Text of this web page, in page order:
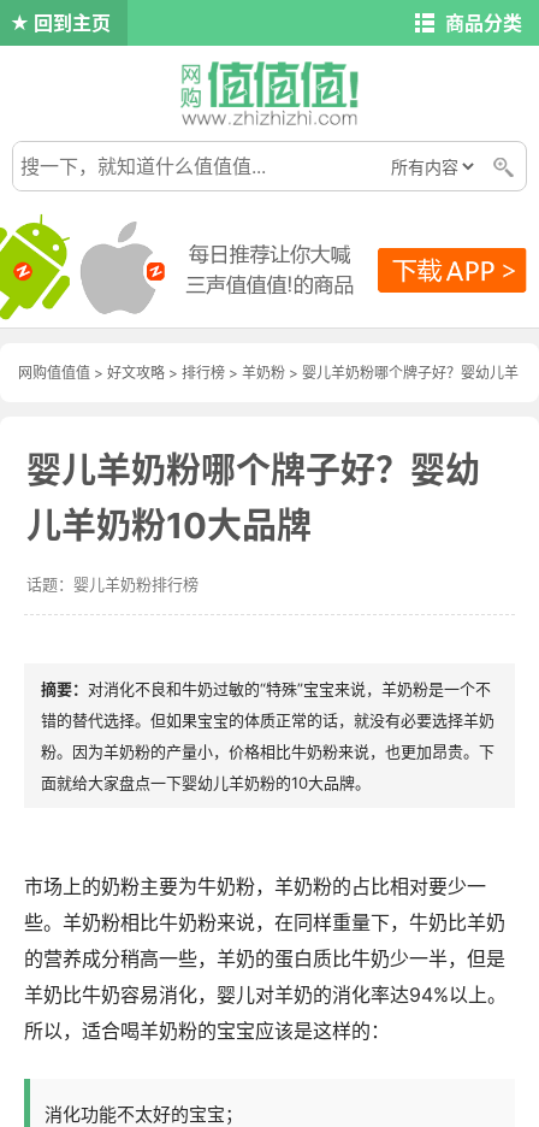
回到主页 商品分类
网购值值值 > 好文攻略 > 排行榜 > 羊奶粉 > 婴儿羊奶粉哪个牌子好？婴幼儿羊
婴儿羊奶粉哪个牌子好？婴幼
儿羊奶粉10大品牌
婴儿羊奶粉排行榜
对消化不良和牛奶过敏的“特殊”宝宝来说，羊奶粉是一个不
错的替代选择。但如果宝宝的体质正常的话，就没有必要选择羊奶
粉。因为羊奶粉的产量小，价格相比牛奶粉来说，也更加昂贵。下
面就给大家盘点一下婴幼儿羊奶粉的10大品牌。
市场上的奶粉主要为牛奶粉，羊奶粉的占比相对要少一
些。羊奶粉相比牛奶粉来说，在同样重量下，牛奶比羊奶
的营养成分稍高一些，羊奶的蛋白质比牛奶少一半，但是
羊奶比牛奶容易消化，婴儿对羊奶的消化率达94%以上。
所以，适合喝羊奶粉的宝宝应该是这样的：
消化功能不太好的宝宝；